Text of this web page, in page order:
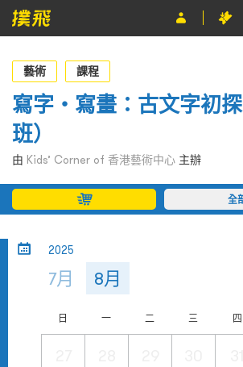
節目
主辦單位
關於撲飛
條款及細則
EN
藝術 課程
寫字‧寫畫：古文字初探
班）
由 Kids’ Corner of 香港藝術中心 主辦
全
2025
7月 8月
日 一 二 三 四